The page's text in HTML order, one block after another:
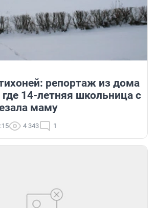
репортаж из дома
где 14-летняя школьница с
маму
4 343 1